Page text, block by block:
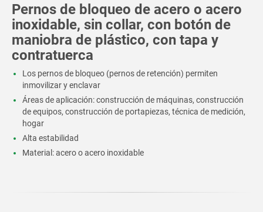
Pernos de bloqueo de acero o acero
inoxidable, sin collar, con botón de
maniobra de plástico, con tapa y
contratuerca
Los pernos de bloqueo (pernos de retención) permiten
inmovilizar y enclavar
Áreas de aplicación: construcción de máquinas, construcción
de equipos, construcción de portapiezas, técnica de medición,
hogar
Alta estabilidad
Material: acero o acero inoxidable